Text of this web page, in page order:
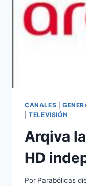
DE
EN
CANALES
|TELEVISIÓN
Arqiva
HD
Por Parabólicas